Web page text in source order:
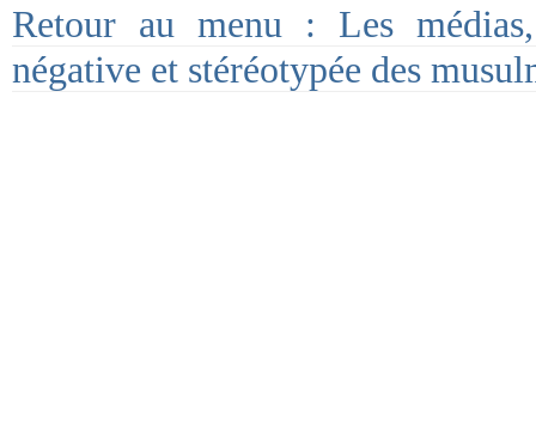
Retour au menu : Les
négative et stéréotypée des